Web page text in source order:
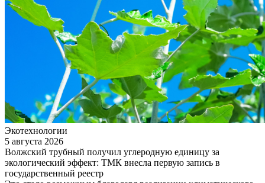
Экотехнологии
5 августа 2026
Волжский трубный получил углеродную единицу за
экологический эффект: ТМК внесла первую запись в
государственный реестр